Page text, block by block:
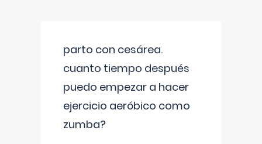
parto con cesárea.
cuanto tiempo después
puedo empezar a hacer
ejercicio aeróbico como
zumba?